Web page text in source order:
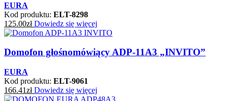
EURA
Kod produktu: ELT-8298
125.00zł Dowiedz się więcej
Domofon głośnomówiący ADP-11A3 „INVITO”
EURA
Kod produktu: ELT-9061
166.41zł Dowiedz się więcej